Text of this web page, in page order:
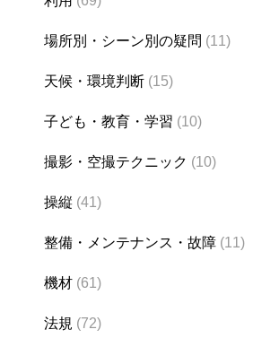
場所別・シーン別の疑問 (11)
天候・環境判断 (15)
子ども・教育・学習 (10)
撮影・空撮テクニック (10)
操縦 (41)
整備・メンテナンス・故障 (11)
機材 (61)
法規 (72)